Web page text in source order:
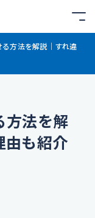
方法を解説｜すれ違
方法を解
由も紹介